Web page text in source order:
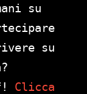
su
su
Clicca